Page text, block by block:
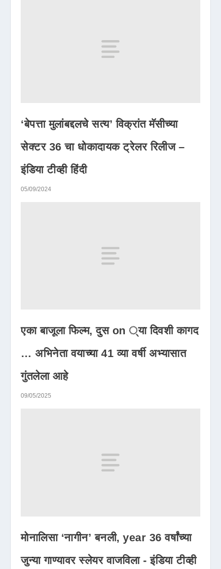
‘बेपत्ता मुलांबद्दलचे सत्य’ विक्रांत मॅसीच्या
सेक्टर 36 चा धोकादायक ट्रेलर रिलीज –
इंडिया टीव्ही हिंदी
05/09/2024
एका बाजूला फिल्म, दुस on ्या दिवशी कागद
… अभिनेता वयाच्या 41 व्या वर्षी अभ्यासात
गुंतलेला आहे
09/05/2025
मोनालिसा ‘नागीन’ बनली, year 36 वर्षांच्या
जुन्या गाण्यावर स्लेयर वाजविला ​​- इंडिया टीव्ही